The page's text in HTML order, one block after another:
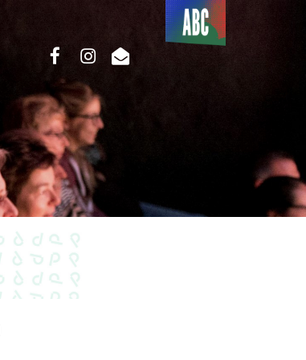
Du côté
de l’ABC
facebookinstagram
email